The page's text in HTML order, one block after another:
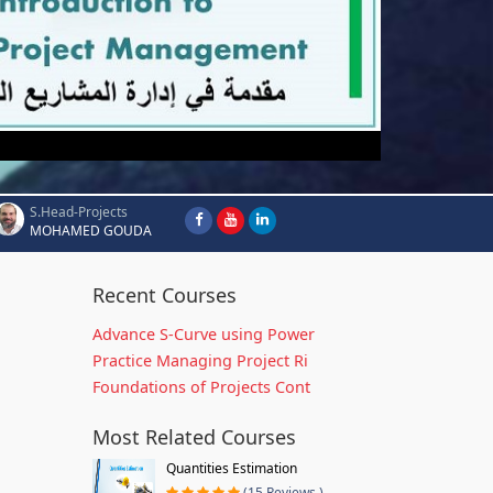
S.Head-Projects
MOHAMED GOUDA
Recent Courses
Advance S-Curve using Power
Practice Managing Project Ri
Foundations of Projects Cont
Most Related Courses
Quantities Estimation